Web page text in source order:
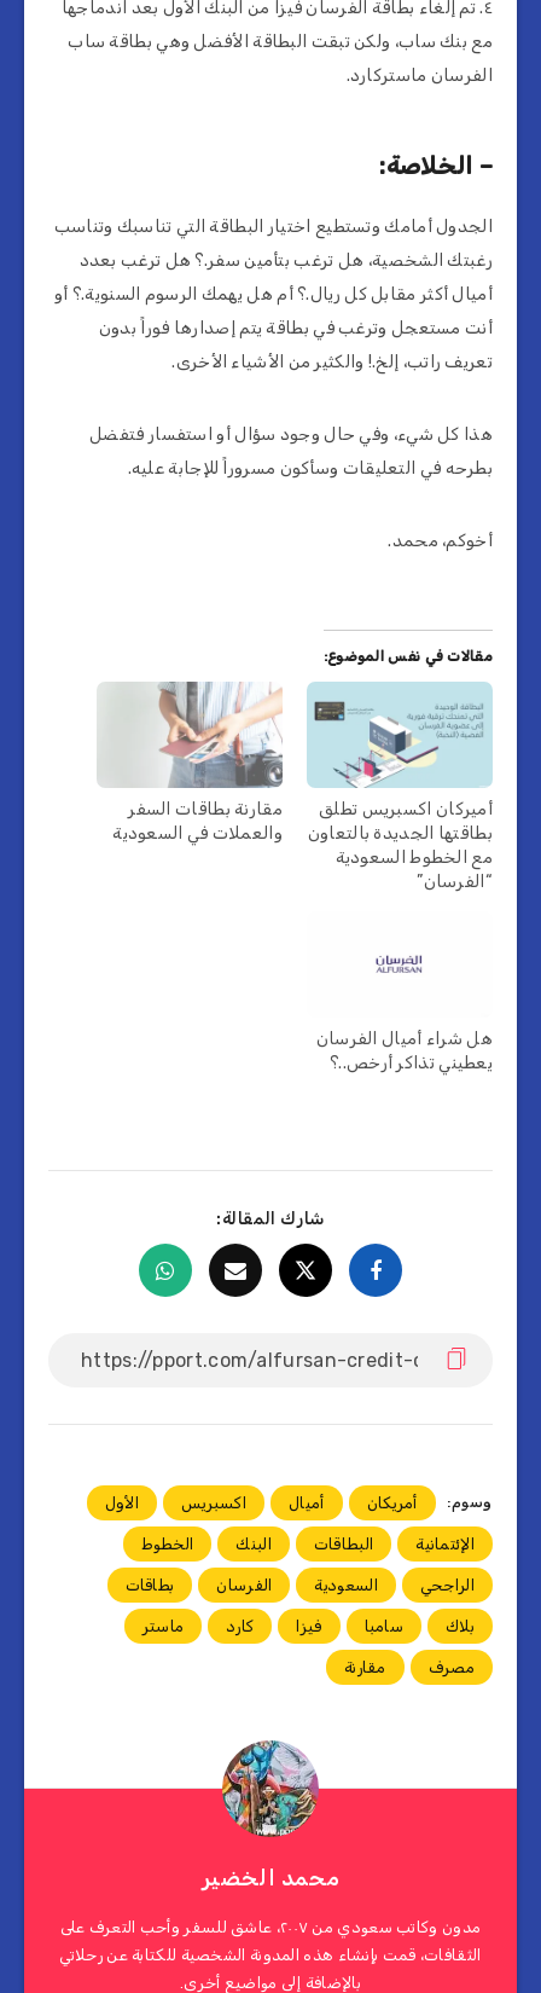
٤. تم إلغاء بطاقة الفرسان فيزا من البنك الأول بعد اندماجها
مع بنك ساب، ولكن تبقت البطاقة الأفضل وهي بطاقة ساب
الفرسان ماستركارد.
– الخلاصة:
الجدول أمامك وتستطيع اختيار البطاقة التي تناسبك وتناسب
رغبتك الشخصية، هل ترغب بتأمين سفر.؟ هل ترغب بعدد
أميال أكثر مقابل كل ريال.؟ أم هل يهمك الرسوم السنوية.؟ أو
أنت مستعجل وترغب في بطاقة يتم إصدارها فوراً بدون
تعريف راتب، إلخ.! والكثير من الأشياء الأخرى.
هذا كل شيء، وفي حال وجود سؤال أو استفسار فتفضل
بطرحه في التعليقات وسأكون مسروراً للإجابة عليه.
أخوكم، محمد.
مقالات في نفس الموضوع:
أميركان اكسبريس تطلق
بطاقتها الجديدة بالتعاون
مع الخطوط السعودية
“الفرسان”
مقارنة بطاقات السفر
والعملات في السعودية
هل شراء أميال الفرسان
يعطيني تذاكر أرخص..؟
شارك المقالة:
وسوم: أمريكان أميال اكسبريس الأول
الإئتمانية البطاقات البنك الخطوط
الراجحي السعودية الفرسان بطاقات
بلاك سامبا فيزا كارد ماستر
مصرف مقارنة
محمد الخضير
مدون وكاتب سعودي من ٢٠٠٧، عاشق للسفر وأحب التعرف على
الثقافات، قمت بإنشاء هذه المدونة الشخصية للكتابة عن رحلاتي
بالإضافة إلى مواضيع أخرى.